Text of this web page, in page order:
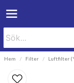
Hem Filter Luftfilter